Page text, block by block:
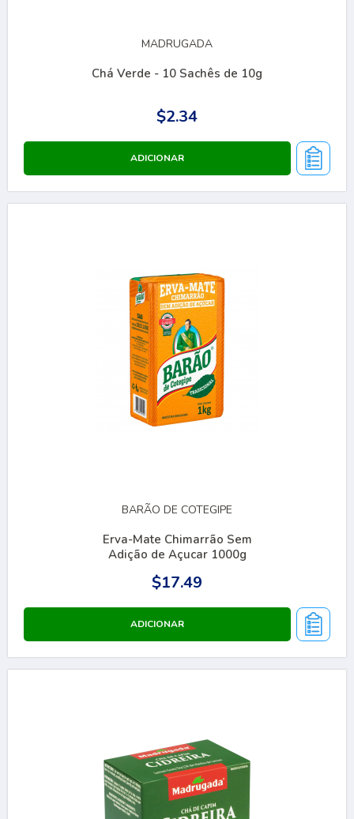
MADRUGADA
Chá Verde - 10 Sachês de 10g
$2.34
BARÃO DE COTEGIPE
Erva-Mate Chimarrão Sem
Adição de Açucar 1000g
$17.49